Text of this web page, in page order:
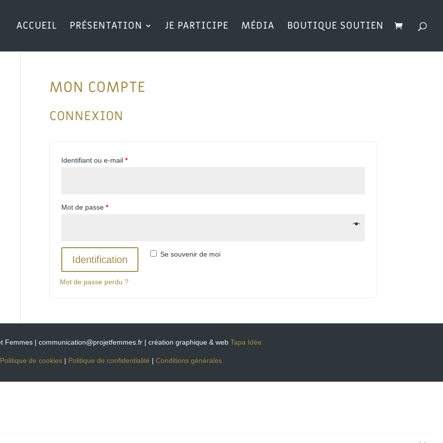
ACCUEIL PRÉSENTATION JE PARTICIPE MÉDIA BOUTIQUE SOUTIEN
MON COMPTE
CONNEXION
Identifiant ou e-mail*
Mot de passe*
Se souvenir de moi
Identification
Mot de passe perdu ?
Femmes | communication@projetfemmes.fr | création graphique & web Tapa Idée
Politique de cookies| Politique de confidentialité | Conditions générales